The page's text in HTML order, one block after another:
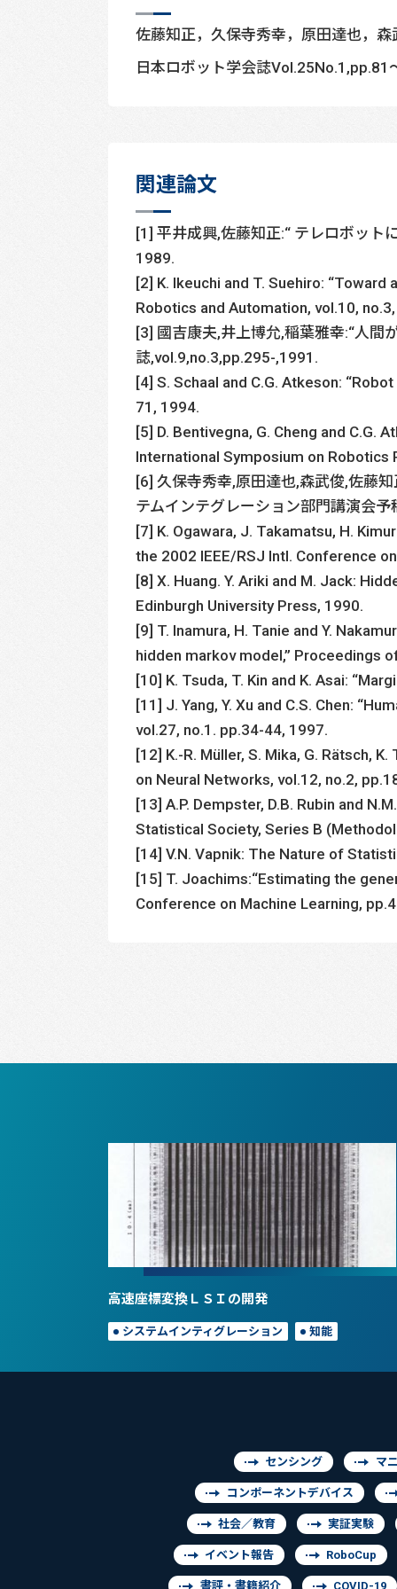
佐藤知正，久保寺秀幸，原田達也，森
日本ロボット学会誌Vol.25No.1,pp.81
関連論文
[1] 平井成興,佐藤知正:“ テレロボッ
1989.
[2] K. Ikeuchi and T. Suehiro:
Robotics and Automation, vol.10,
[3] 國吉康夫,井上博允,稲葉雅幸:“人間
誌,vol.9,no.3,pp.295-,1991.
[4] S. Schaal and C.G. Atkeson:
71, 1994.
[5] D. Bentivegna, G. Cheng and
International Symposium on Robotics
[6] 久保寺秀幸,原田達也,森武俊,佐藤
テムインテグレーション部門講演会
[7] K. Ogawara, J. Takamatsu, H.
the 2002 IEEE/RSJ Intl. Conference
[8] X. Huang. Y. Ariki and M. Jack:
Edinburgh University Press, 1990.
[9] T. Inamura, H. Tanie and Y.
hidden markov model,” Proceedings
[10] K. Tsuda, T. Kin and K. Asai:
[11] J. Yang, Y. Xu and C.S. Chen:
vol.27, no.1. pp.34-44, 1997.
[12] K.-R. Müller, S. Mika, G. Rätsch,
on Neural Networks, vol.12, no.2,
[13] A.P. Dempster, D.B. Rubin and
Statistical Society, Series B
[14] V.N. Vapnik: The Nature of
[15] T. Joachims:“Estimating the
Conference on Machine Learning,
高速座標変換ＬＳＩの開発
システムインティグレーション 知能
センシング マ
コンポーネントデバイス
社会／教育 実証実験
イベント報告 RoboCup
書評・書籍紹介 COVID-19